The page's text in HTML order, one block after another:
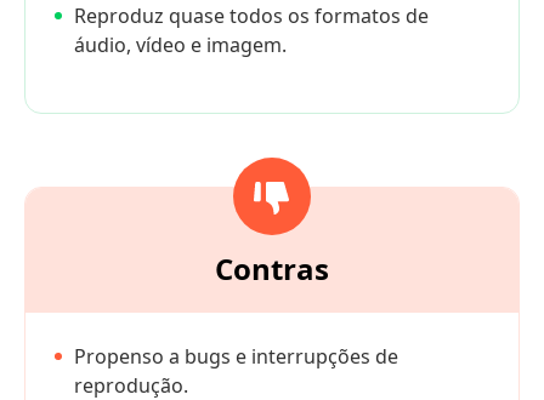
Reproduz quase todos os formatos de
áudio, vídeo e imagem.
Contras
Propenso a bugs e interrupções de
reprodução.